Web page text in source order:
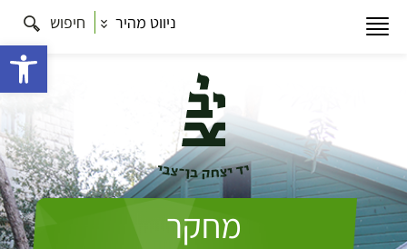
ניווט מהיר חיפוש
מחקר